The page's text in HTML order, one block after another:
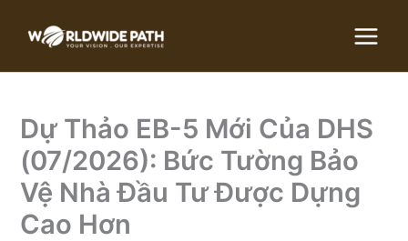
Dự Thảo EB-5 Mới Của DHS
(07/2026): Bức Tường Bảo
Vệ Nhà Đầu Tư Được Dựng
Cao Hơn